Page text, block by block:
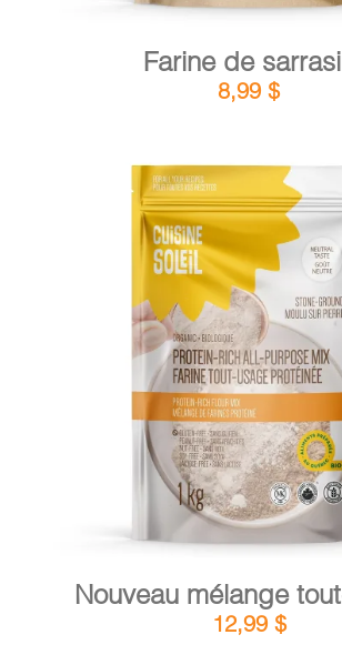
Farine de
8,99 $
AJOUTER AU PANIER /
Nouveau mélange
12,99 $